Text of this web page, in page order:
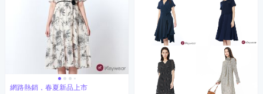
網路熱銷，春夏新品上市